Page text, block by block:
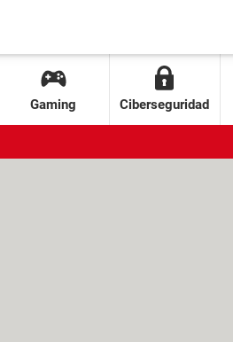
Gaming Ciberseguridad